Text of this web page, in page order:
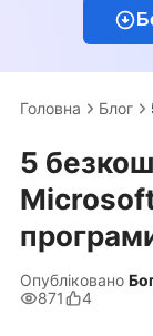
Головна Блог
5
Опубліковано
871
4